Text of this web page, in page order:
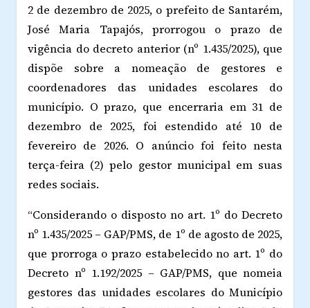
2 de dezembro de 2025, o prefeito de Santarém,
José Maria Tapajós, prorrogou o prazo de
vigência do decreto anterior (nº 1.435/2025), que
dispõe sobre a nomeação de gestores e
coordenadores das unidades escolares do
município. O prazo, que encerraria em 31 de
dezembro de 2025, foi estendido até 10 de
fevereiro de 2026. O anúncio foi feito nesta
terça-feira (2) pelo gestor municipal em suas
redes sociais.
“Considerando o disposto no art. 1º do Decreto
nº 1.435/2025 – GAP/PMS, de 1º de agosto de 2025,
que prorroga o prazo estabelecido no art. 1º do
Decreto nº 1.192/2025 – GAP/PMS, que nomeia
gestores das unidades escolares do Município